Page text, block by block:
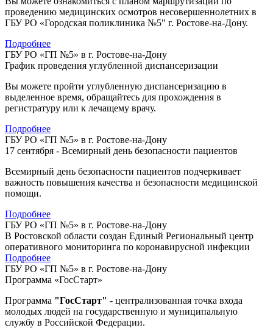
проведению медицинских осмотров несовершеннолетних в
ГБУ РО «Городская поликлиника №5" г. Ростове-на-Дону.
Подробнее
ГБУ РО «ГП №5» в г. Ростове-на-Дону
График проведения углубленной диспансеризации
Вы можете пройти углубленную диспансеризацию в
выделенное время, обращайтесь для прохождения в
регистратуру или к лечащему врачу.
Подробнее
ГБУ РО «ГП №5» в г. Ростове-на-Дону
17 сентября - Всемирный день безопасности пациентов
Всемирный день безопасности пациентов подчеркивает
важность повышения качества и безопасности медицинской
помощи.
Подробнее
ГБУ РО «ГП №5» в г. Ростове-на-Дону
В Ростовской области создан Единый Региональный центр
оперативного мониторинга по коронавирусной инфекции
Подробнее
ГБУ РО «ГП №5» в г. Ростове-на-Дону
Программа «ГосСтарт»
Программа "ГосСтарт" - централизованная точка входа
молодых людей на государственную и муниципальную
службу в Российской Федерации.